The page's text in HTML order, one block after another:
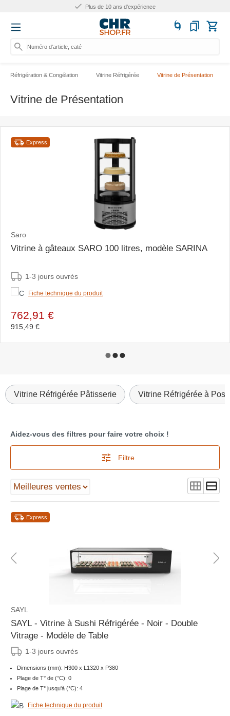
Plus de 25.000 produits
Numéro d'article, catégorie ou n
Réfrigération & Congélation Vitrine Réfrigérée Vitrine de Présentation
Vitrine de Présentation
Express
Saro
Vitrine à gâteaux SARO 100 litres, modèle SARINA
1-3 jours ouvrés
Fiche technique du produit
762,91 €
915,49 €
Vitrine Réfrigérée Pâtisserie Vitrine Réfrigérée à
Aidez-vous des filtres pour faire votre choix !
Filtre
Express
SAYL
SAYL - Vitrine à Sushi Réfrigérée - Noir - Double
Vitrage - Modèle de Table
1-3 jours ouvrés
Dimensions (mm): H300 x L1320 x P380
Plage de T° de (°C): 0
Plage de T° jusqu'à (°C): 4
Fiche technique du produit